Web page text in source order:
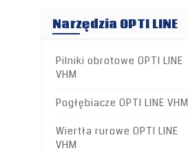
Narzędzia OPTI LINE
Pilniki obrotowe OPTI LINE
VHM
Pogłębiacze OPTI LINE VHM
Wiertła rurowe OPTI LINE
VHM